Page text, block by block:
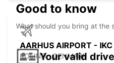
AARHUS AIRPORT -
KOLIND - DENMARK
Good to know
What should you bring at the
Your valid